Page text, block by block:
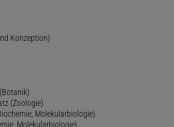
Konzeption)
(Zoologie)
Molekularbiologie)
Molekularbiologie)